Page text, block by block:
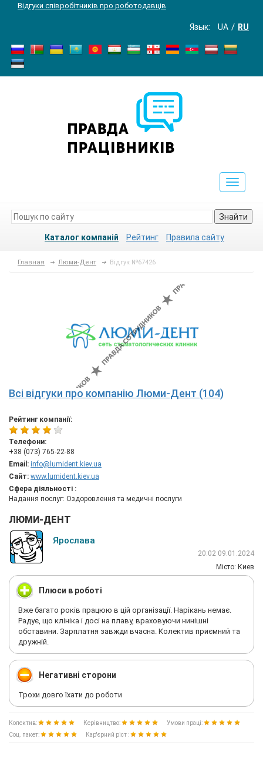
Відгуки співробітників про роботодавців
Язык: UA RU
Toggle
Знайти
Каталог компаній Рейтинг Правила сайту
Главная Люми-Дент Відгук №67426
Всі відгуки про компанію Люми-Дент (104)
Рейтинг компанії:
Телефони:
+38 (073) 765-22-88
Email: info@lumident.kiev.ua
Сайт: www.lumident.kiev.ua
Сфера діяльності :
Надання послуг: Оздоровлення та медичні послуги
ЛЮМИ-ДЕНТ
Ярослава
20:02 09.01.2024
Мiсто: Киев
Плюси в роботі
Вже багато років працюю в цій організації. Нарікань немає.
Радує, що клініка і досі на плаву, враховуючи нинішні
обставини. Зарплатня завжди вчасна. Колектив приємний та
дружній.
Негативні сторони
Трохи довго їхати до роботи
Колектив: Керівництво:
Умови праці:
Соц. пакет:
Кар'єрний ріст :